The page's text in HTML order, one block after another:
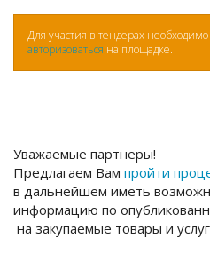
Для участия в тендерах необходимо
авторизоваться на площадке.
Уважаемые партнеры!
Предлагаем Вам пройти
в дальнейшем иметь
информацию по
на закупаемые товары и